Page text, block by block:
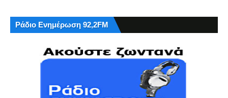
Ράδιο Ενημέρωση 92,2FM